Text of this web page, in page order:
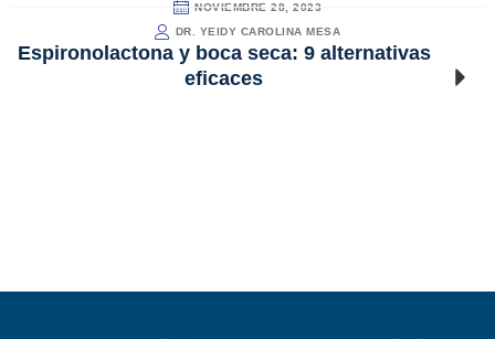
NOVIEMBRE 28, 2023
DR. YEIDY CAROLINA MESA
Espironolactona y boca seca: 9 alternativas
eficaces